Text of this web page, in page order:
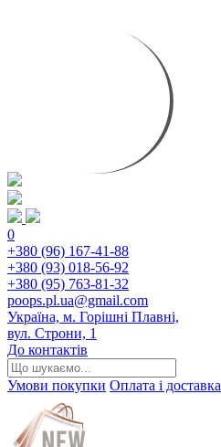
0
+380 (96) 167-41-88
+380 (93) 018-56-92
+380 (95) 763-81-32
poops.pl.ua@gmail.com
Україна, м. Горішні Плавні,
вул. Строни, 1
До контактів
Умови покупки Оплата і доставка